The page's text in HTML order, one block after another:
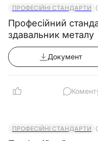
ПРОФЕСІЙНІ СТАНДАРТИ
Професійний
здавальник металу
Документ
ПРОФЕСІЙНІ СТАНДАРТИ